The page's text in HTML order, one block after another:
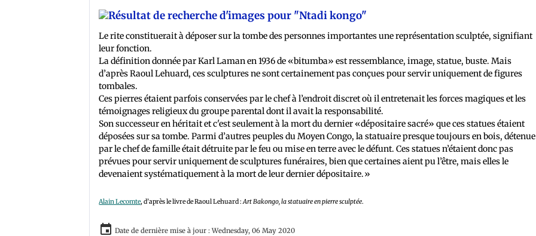
Le rite constituerait à déposer sur la tombe des personnes importantes une représentation sculptée, signifiant
leur fonction.
La définition donnée par Karl Laman en 1936 de «bitumba» est ressemblance, image, statue, buste. Mais
d’après Raoul Lehuard, ces sculptures ne sont certainement pas conçues pour servir uniquement de figures
tombales.
Ces pierres étaient parfois conservées par le chef à l’endroit discret où il entretenait les forces magiques et les
témoignages religieux du groupe parental dont il avait la responsabilité.
Son successeur en héritait et c'est seulement à la mort du dernier «dépositaire sacré» que ces statues étaient
déposées sur sa tombe. Parmi d’autres peuples du Moyen Congo, la statuaire presque toujours en bois, détenue
par le chef de famille était détruite par le feu ou mise en terre avec le défunt. Ces statues n’étaient donc pas
prévues pour servir uniquement de sculptures funéraires, bien que certaines aient pu l’être, mais elles le
devenaient systématiquement à la mort de leur dernier dépositaire.»
Alain Lecomte, d’après le livre de Raoul Lehuard :Art Bakongo, la statuaire en pierre sculptée.
Date de dernière mise à jour : Wednesday, 06 May 2020